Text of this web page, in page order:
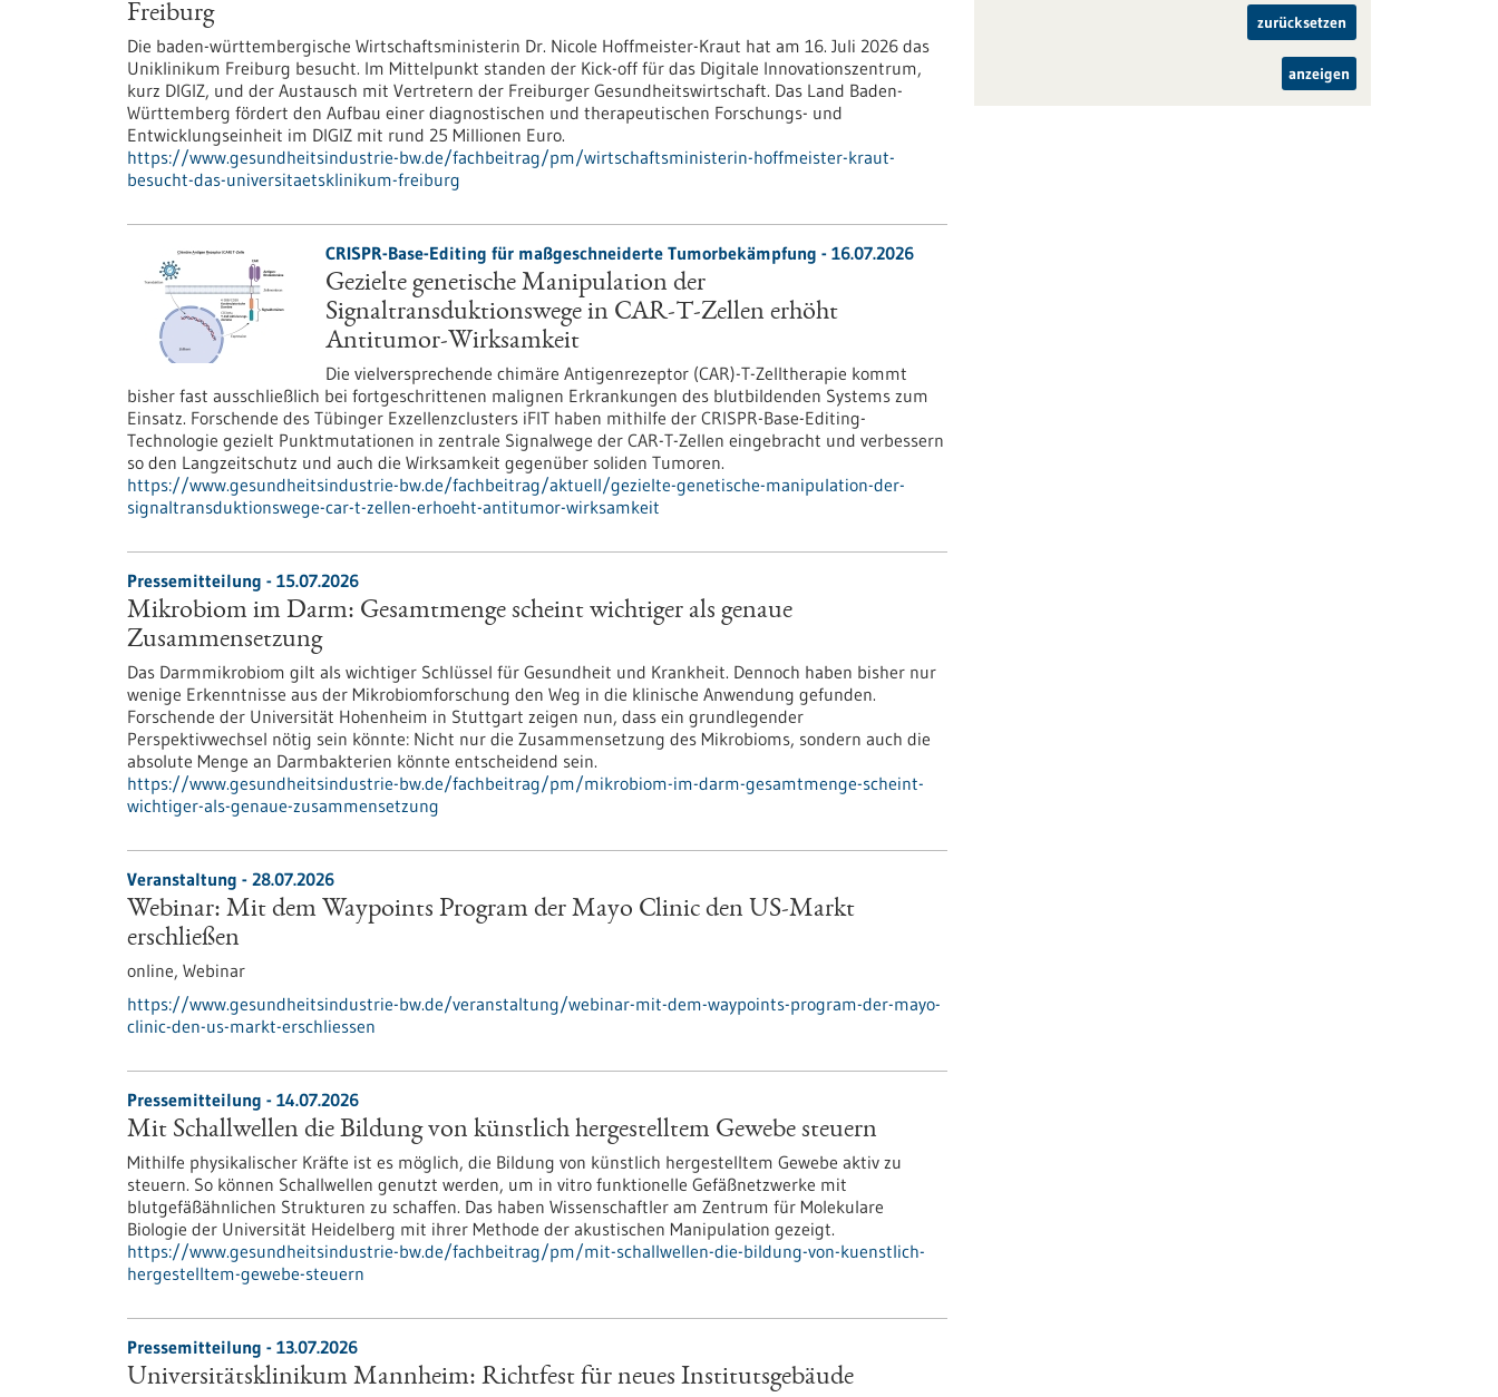
Freiburg
Die baden-württembergische Wirtschaftsministerin Dr. Nicole Hoffmeister-Kraut hat am 16. Juli 2026 das
Uniklinikum Freiburg besucht. Im Mittelpunkt standen der Kick-off für das Digitale Innovationszentrum,
kurz DIGIZ, und der Austausch mit Vertretern der Freiburger Gesundheitswirtschaft. Das Land Baden-
Württemberg fördert den Aufbau einer diagnostischen und therapeutischen Forschungs- und
Entwicklungseinheit im DIGIZ mit rund 25 Millionen Euro.
https://www.gesundheitsindustrie-bw.de/fachbeitrag/pm/wirtschaftsministerin-hoffmeister-kraut-
besucht-das-universitaetsklinikum-freiburg
CRISPR-Base-Editing für maßgeschneiderte Tumorbekämpfung - 16.07.2026
Gezielte genetische Manipulation der
Signaltransduktionswege in CAR-T-Zellen erhöht
Antitumor-Wirksamkeit
Die vielversprechende chimäre Antigenrezeptor (CAR)-T-Zelltherapie kommt
bisher fast ausschließlich bei fortgeschrittenen malignen Erkrankungen des blutbildenden Systems zum
Einsatz. Forschende des Tübinger Exzellenzclusters iFIT haben mithilfe der CRISPR-Base-Editing-
Technologie gezielt Punktmutationen in zentrale Signalwege der CAR-T-Zellen eingebracht und verbessern
so den Langzeitschutz und auch die Wirksamkeit gegenüber soliden Tumoren.
https://www.gesundheitsindustrie-bw.de/fachbeitrag/aktuell/gezielte-genetische-manipulation-der-
signaltransduktionswege-car-t-zellen-erhoeht-antitumor-wirksamkeit
Pressemitteilung - 15.07.2026
Mikrobiom im Darm: Gesamtmenge scheint wichtiger als genaue
Zusammensetzung
Das Darmmikrobiom gilt als wichtiger Schlüssel für Gesundheit und Krankheit. Dennoch haben bisher nur
wenige Erkenntnisse aus der Mikrobiomforschung den Weg in die klinische Anwendung gefunden.
Forschende der Universität Hohenheim in Stuttgart zeigen nun, dass ein grundlegender
Perspektivwechsel nötig sein könnte: Nicht nur die Zusammensetzung des Mikrobioms, sondern auch die
absolute Menge an Darmbakterien könnte entscheidend sein.
https://www.gesundheitsindustrie-bw.de/fachbeitrag/pm/mikrobiom-im-darm-gesamtmenge-scheint-
wichtiger-als-genaue-zusammensetzung
Veranstaltung - 28.07.2026
Webinar: Mit dem Waypoints Program der Mayo Clinic den US-Markt
erschließen
online, Webinar
https://www.gesundheitsindustrie-bw.de/veranstaltung/webinar-mit-dem-waypoints-program-der-mayo-
clinic-den-us-markt-erschliessen
Pressemitteilung - 14.07.2026
Mit Schallwellen die Bildung von künstlich hergestelltem Gewebe steuern
Mithilfe physikalischer Kräfte ist es möglich, die Bildung von künstlich hergestelltem Gewebe aktiv zu
steuern. So können Schallwellen genutzt werden, um in vitro funktionelle Gefäßnetzwerke mit
blutgefäßähnlichen Strukturen zu schaffen. Das haben Wissenschaftler am Zentrum für Molekulare
Biologie der Universität Heidelberg mit ihrer Methode der akustischen Manipulation gezeigt.
https://www.gesundheitsindustrie-bw.de/fachbeitrag/pm/mit-schallwellen-die-bildung-von-kuenstlich-
hergestelltem-gewebe-steuern
Pressemitteilung - 13.07.2026
Universitätsklinikum Mannheim: Richtfest für neues Institutsgebäude
zurücksetzen
anzeigen